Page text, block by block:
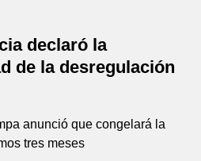
declaró la
de la desregulación